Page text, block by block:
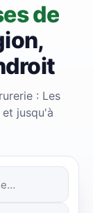
de
: Les
et jusqu'à